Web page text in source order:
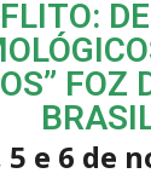
FOZ
5 e 6 de